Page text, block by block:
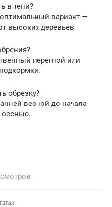
в тени?
вариант —
высоких деревьев.
перегной или
обрезку?
весной до начала
осенью.